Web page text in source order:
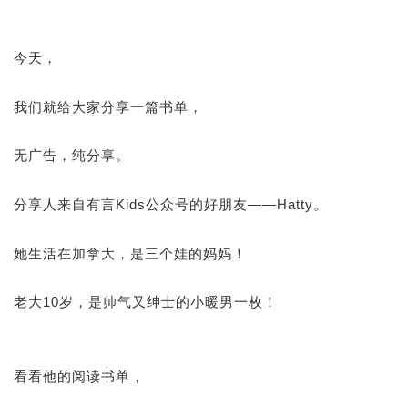
今天，
我们就给大家分享一篇书单，
无广告，纯分享。
分享人来自有言Kids公众号的好朋友——Hatty。
她生活在加拿大，是三个娃的妈妈！
老大10岁，是帅气又绅士的小暖男一枚！
看看他的阅读书单，